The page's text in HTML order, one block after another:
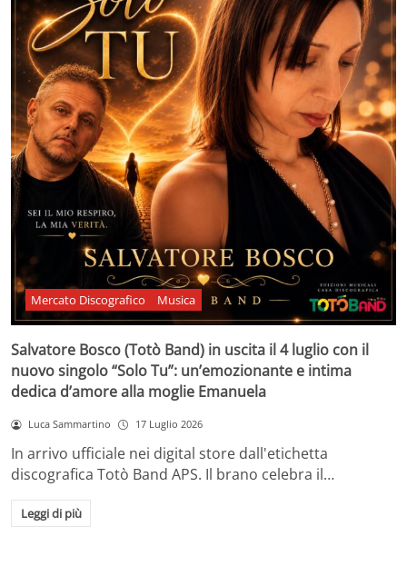
Mercato Discografico Musica
Salvatore Bosco (Totò Band) in uscita il 4 luglio con il
nuovo singolo “Solo Tu”: un’emozionante e intima
dedica d’amore alla moglie Emanuela
Luca Sammartino 17 Luglio 2026
In arrivo ufficiale nei digital store dall'etichetta
discografica Totò Band APS. Il brano celebra il…
Leggi di più